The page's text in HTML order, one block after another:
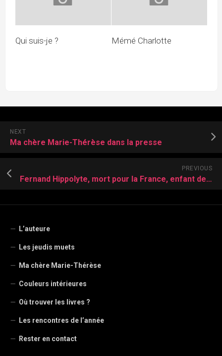
Qui suis-je ? Mémé Charlotte
NEXT
Ma chère Marie-Thérèse dans la presse
PREVIOUS
Fernand Hippolyte, mort pour la France, enfant de Bapaume
L’auteure
Les jeudis muets
Ma chère Marie-Thérèse
Couleurs intérieures
Où trouver les livres ?
Les rencontres de l’année
Rester en contact